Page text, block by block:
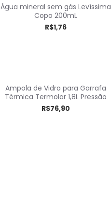
Água mineral sem gás Levíssima
Copo 200mL
R$1,76
Ampola de Vidro para Garrafa
Térmica Termolar 1,8L Pressão
R$76,90